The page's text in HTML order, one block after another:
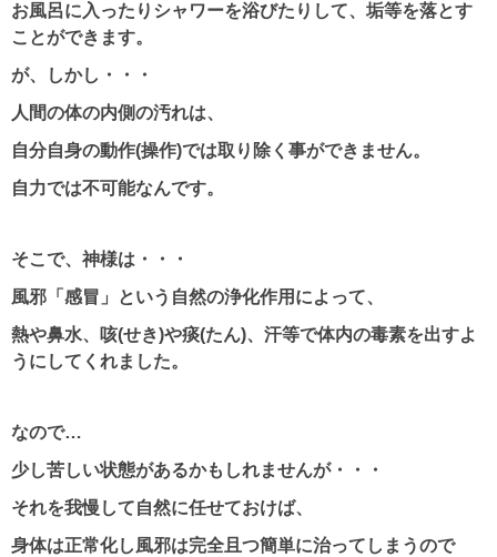
お風呂に入ったりシャワーを浴びたりして、垢等を落とす
ことができます。
が、しかし・・・
人間の体の内側の汚れは、
自分自身の動作(操作)では取り除く事ができません。
自力では不可能なんです。
そこで、神様は・・・
風邪「感冒」という自然の浄化作用によって、
熱や鼻水、咳(せき)や痰(たん)、汗等で体内の毒素を出すよ
うにしてくれました。
なので…
少し苦しい状態があるかもしれませんが・・・
それを我慢して自然に任せておけば、
身体は正常化し風邪は完全且つ簡単に治ってしまうので